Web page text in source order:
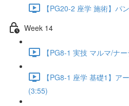
【PG20-2 座学 施術】パ
Week 14
【PG8-1 実技 マルマ/ナ
【PG8-1 座学 基礎1】ア
(3:55)